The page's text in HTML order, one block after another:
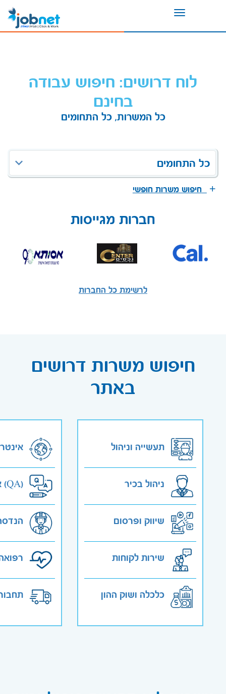
Toggle
לוח דרושים: חיפוש עבודה
בחינם
כל המשרות, כל התחומים
כל התחומים
חיפוש משרות חופשי
חברות מגייסות
לרשימת כל החברות
חיפוש משרות דרושים
באתר
תעשייה וניהול
ניהול בכיר
שיווק ופרסום
שירות לקוחות
כלכלה ושוק ההון
אבטחת איכות (QA)